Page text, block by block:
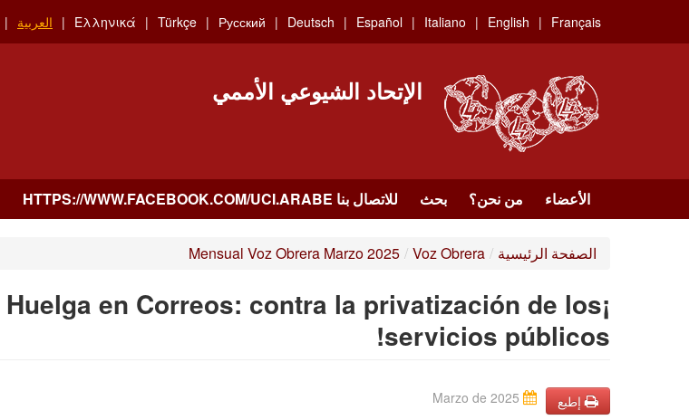
main
Français
English
Italiano
Español
Deutsch
Русский
Türkçe
Ελληνικά العربية
الإتحاد الشيوعي الأممي
الأعضاء من نحن؟ بحث للاتصال بنا HTTPS://WWW.FACEBOOK.COM/UCI.ARABE
الصفحة الرئيسية /
Voz Obrera
/
Mensual Voz Obrera Marzo 2025
¡Huelga en Correos: contra la privatización de los
servicios públicos!
إطبع